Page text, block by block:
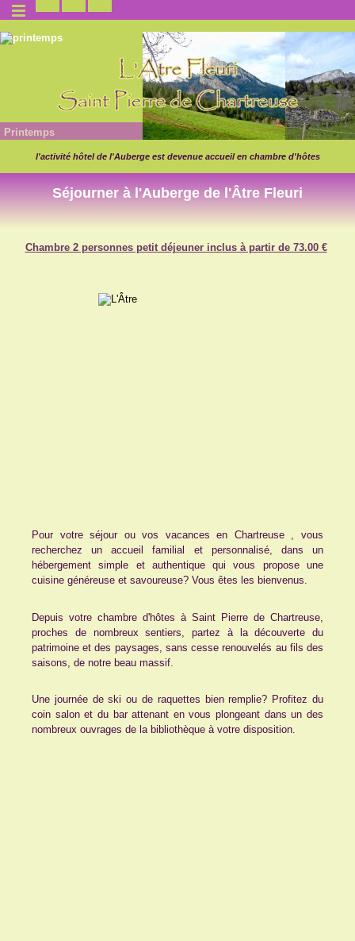
Printemps
l'activité hôtel de l'Auberge est devenue accueil en chambre d'hôtes
Séjourner à l'Auberge de l'Âtre Fleuri
Chambre 2 personnes petit déjeuner inclus à partir de 73.00 €
Pour votre séjour ou vos vacances en Chartreuse , vous
recherchez un accueil familial et personnalisé, dans un
hébergement simple et authentique qui vous propose une
cuisine généreuse et savoureuse? Vous êtes les bienvenus.
Depuis votre chambre d'hôtes à Saint Pierre de Chartreuse,
proches de nombreux sentiers, partez à la découverte du
patrimoine et des paysages, sans cesse renouvelés au fils des
saisons, de notre beau massif.
Une journée de ski ou de raquettes bien remplie? Profitez du
coin salon et du bar attenant en vous plongeant dans un des
nombreux ouvrages de la bibliothèque à votre disposition.